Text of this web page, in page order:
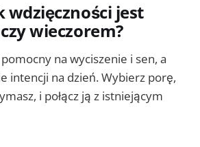
wdzięczności jest
wieczorem?
na wyciszenie i sen, a
intencji na dzień. Wybierz porę,
i połącz ją z istniejącym